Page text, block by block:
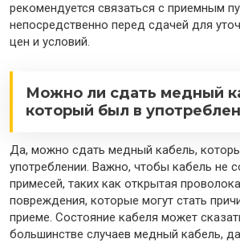
рекомендуется связаться с приемным
непосредственно перед сдачей для
цен и условий.
Можно ли сдать медный
который был в
Да, можно сдать медный кабель,
употреблении. Важно, чтобы кабель не
примесей, таких как открытая
повреждения, которые могут стать
приеме. Состояние кабеля может
большинстве случаев медный кабель,